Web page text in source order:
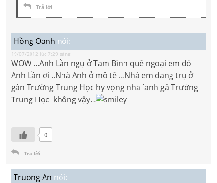
Trả lời
Hồng Oanh nói:
19/07/2012 lúc 7:29 sáng
WOW …Anh Lần ngụ ở Tam Bình quê ngoại em đó
Anh Lần ơi ..Nhà Anh ở mô tê …Nhà em đang trụ ở
gần Trường Trung Học hy vọng nha `anh gầ Trường
Trung Học không vậy…
0
Trả lời
Truong An nói: